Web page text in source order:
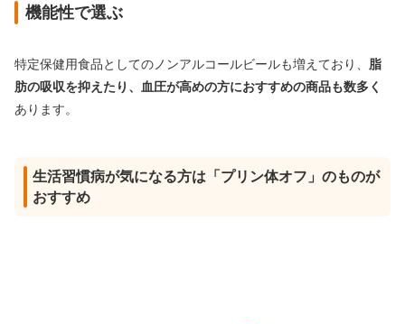
機能性で選ぶ
特定保健用食品としてのノンアルコールビールも増えており、 脂
肪の吸収を抑えたり、血圧が高めの方におすすめの商品も数多く
あります。
生活習慣病が気になる方は「プリン体オフ」のものが
おすすめ